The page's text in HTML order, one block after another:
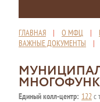
ГЛАВНАЯ | О МФЦ |
ВАЖНЫЕ ДОКУМЕНТЫ
Единый колл-центр: 122с